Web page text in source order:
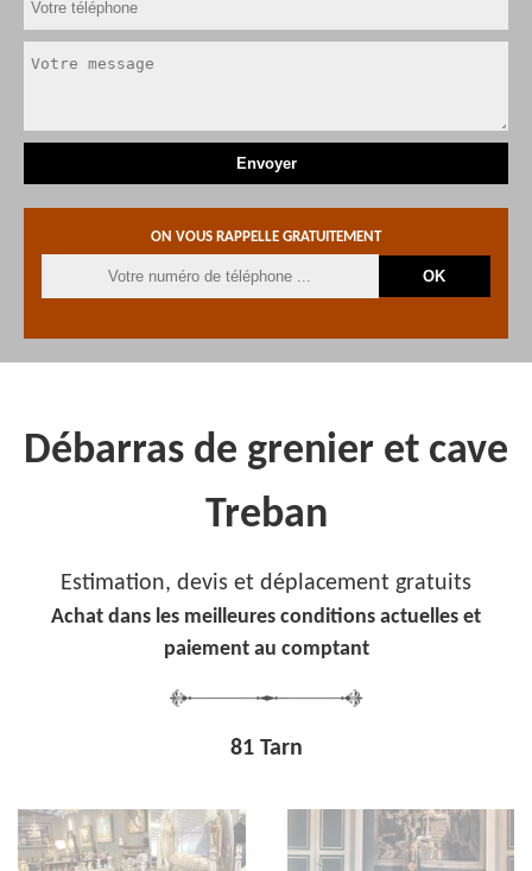
ON VOUS RAPPELLE GRATUITEMENT
Débarras de grenier et cave
Treban
Estimation, devis et déplacement gratuits
Achat dans les meilleures conditions actuelles et
paiement au comptant
81 Tarn